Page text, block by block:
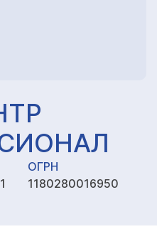
ОГРН
1180280016950